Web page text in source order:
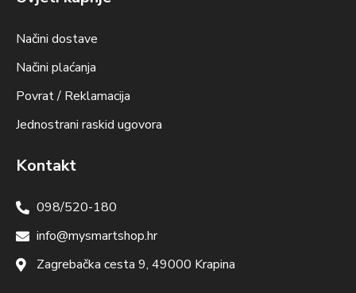
Načini dostave
Načini plaćanja
Povrat / Reklamacija
Jednostrani raskid ugovora
Kontakt
098/520-180
info@mysmartshop.hr
Zagrebačka cesta 9, 49000 Krapina